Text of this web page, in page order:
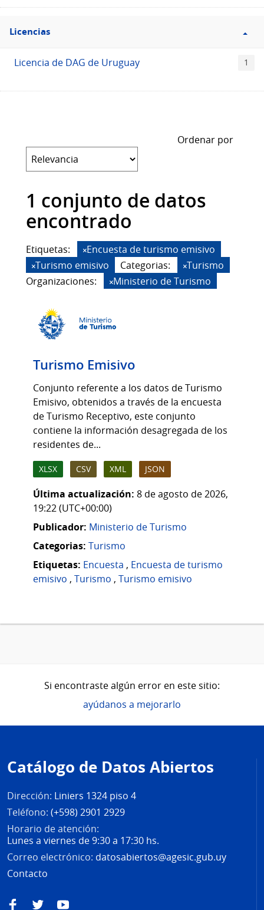
Filtro
Licencias
Licencias
Licencia de DAG de Uruguay 1
Ordenar por
1 conjunto de datos
encontrado
Etiquetas:
Encuesta de turismo emisivo
Turismo emisivo
Categorias:
Turismo
Organizaciones:
Ministerio de Turismo
Turismo Emisivo
Conjunto referente a los datos de Turismo
Emisivo, obtenidos a través de la encuesta
de Turismo Receptivo, este conjunto
contiene la información desagregada de los
residentes de...
XLSX CSV XML JSON
Última actualización: 8 de agosto de 2026,
19:22 (UTC+00:00)
Publicador: Ministerio de Turismo
Categorias: Turismo
Etiquetas: Encuesta , Encuesta de turismo
emisivo , Turismo , Turismo emisivo
Si encontraste algún error en este sitio:
ayúdanos a mejorarlo
de
página
Catálogo de Datos Abiertos
Dirección: Liniers 1324 piso 4
Teléfono: (+598) 2901 2929
Horario de atención:
Lunes a viernes de 9:30 a 17:30 hs.
Correo electrónico: datosabiertos@agesic.gub.uy
Contacto
FacebookTwitterYouTube